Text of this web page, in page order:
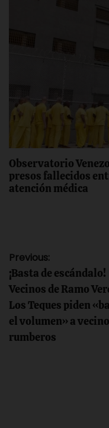
Observatorio
presos fallecidos
atención médica
de
entradas
Previous:
¡Basta de escándalo!
Vecinos de Ramo
Los Teques piden
el volumen» a
rumberos